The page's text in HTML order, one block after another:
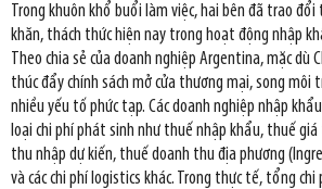
Trong khuôn khổ buổi làm việc, hai bên đã trao
khăn, thách thức hiện nay trong hoạt động nhập
Theo chia sẻ của doanh nghiệp Argentina, mặc dù
thúc đẩy chính sách mở cửa thương mại, song môi
nhiều yếu tố phức tạp. Các doanh nghiệp nhập
loại chi phí phát sinh như thuế nhập khẩu, thuế
thu nhập dự kiến, thuế doanh thu địa phương
và các chi phí logistics khác. Trong thực tế, tổng